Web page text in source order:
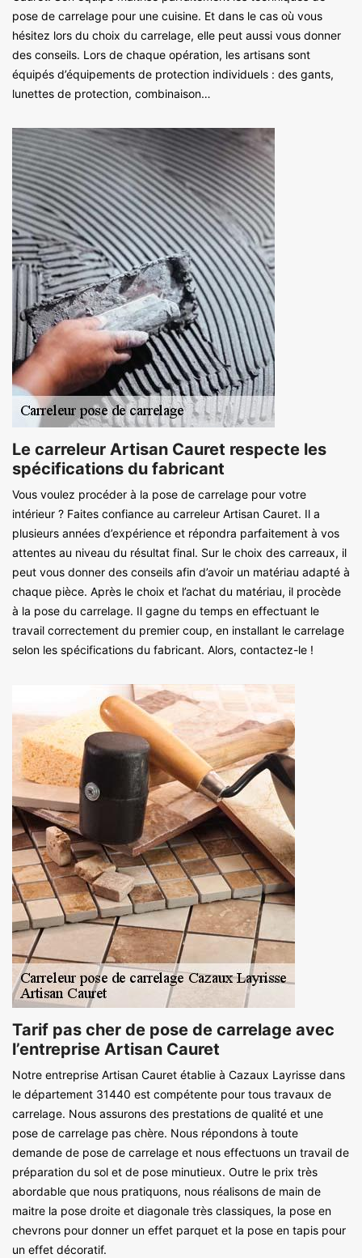
pose de carrelage pour une cuisine. Et dans le cas où vous
hésitez lors du choix du carrelage, elle peut aussi vous donner
des conseils. Lors de chaque opération, les artisans sont
équipés d’équipements de protection individuels : des gants,
lunettes de protection, combinaison…
Le carreleur Artisan Cauret respecte les
spécifications du fabricant
Vous voulez procéder à la pose de carrelage pour votre
intérieur ? Faites confiance au carreleur Artisan Cauret. Il a
plusieurs années d’expérience et répondra parfaitement à vos
attentes au niveau du résultat final. Sur le choix des carreaux, il
peut vous donner des conseils afin d’avoir un matériau adapté à
chaque pièce. Après le choix et l’achat du matériau, il procède
à la pose du carrelage. Il gagne du temps en effectuant le
travail correctement du premier coup, en installant le carrelage
selon les spécifications du fabricant. Alors, contactez-le !
Tarif pas cher de pose de carrelage avec
l’entreprise Artisan Cauret
Notre entreprise Artisan Cauret établie à Cazaux Layrisse dans
le département 31440 est compétente pour tous travaux de
carrelage. Nous assurons des prestations de qualité et une
pose de carrelage pas chère. Nous répondons à toute
demande de pose de carrelage et nous effectuons un travail de
préparation du sol et de pose minutieux. Outre le prix très
abordable que nous pratiquons, nous réalisons de main de
maitre la pose droite et diagonale très classiques, la pose en
chevrons pour donner un effet parquet et la pose en tapis pour
un effet décoratif.